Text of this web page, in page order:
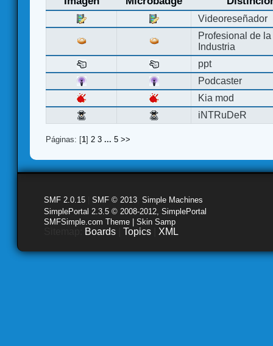
Videoreseñador
Profesional de la
Industria
ppt
Podcaster
Kia mod
iNTRuDeR
Páginas: [1] 2 3 ... 5 >>
SMF 2.0.15 SMF © 2013 Simple Machines
SimplePortal 2.3.5 © 2008-2012, SimplePortal
SMFSimple.com Theme | Skin Samp
Boards Topics XML